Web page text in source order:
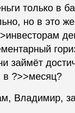
только в
но в это
займёт
в ?>>месяц?
Владимир,